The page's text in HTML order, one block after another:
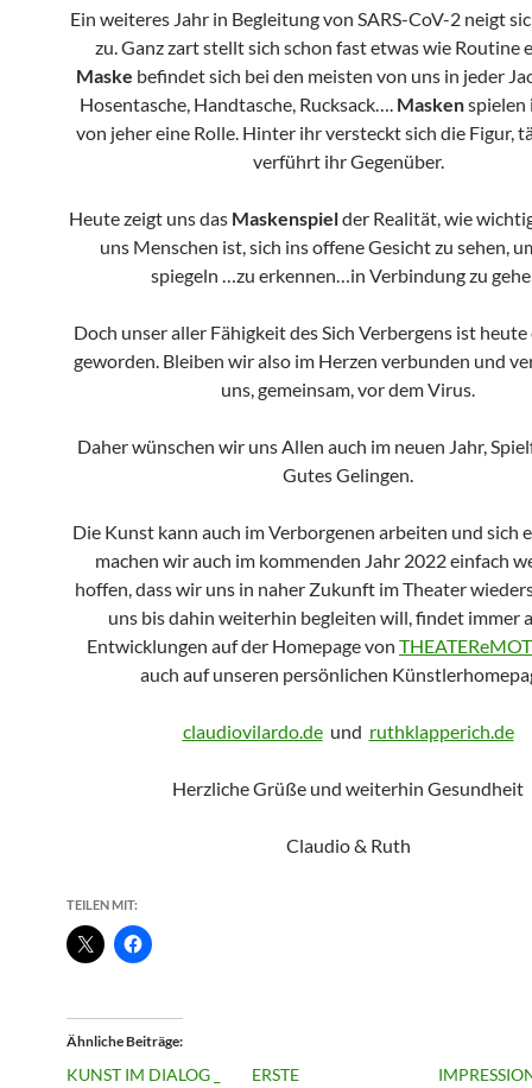
Ein weiteres Jahr in Begleitung von SARS-CoV-2 neigt
zu. Ganz zart stellt sich schon fast etwas wie Routine
Maske befindet sich bei den meisten von uns in jeder
Hosentasche, Handtasche, Rucksack…. Maskenspielen
von jeher eine Rolle. Hinter ihr versteckt sich die Figur,
verführt ihr Gegenüber.
Heute zeigt uns das Maskenspielder Realität, wie
uns Menschen ist, sich ins offene Gesicht zu sehen,
spiegeln …zu erkennen…in Verbindung zu
Doch unser aller Fähigkeit des Sich Verbergens ist
geworden. Bleiben wir also im Herzen verbunden und
uns, gemeinsam, vor dem Virus.
Daher wünschen wir uns Allen auch im neuen Jahr,
Gutes Gelingen.
Die Kunst kann auch im Verborgenen arbeiten und sich
machen wir auch im kommenden Jahr 2022 einfach
hoffen, dass wir uns in naher Zukunft im Theater
uns bis dahin weiterhin begleiten will, findet immer
Entwicklungen auf der Homepage von
auch auf unseren persönlichen
claudiovilardo.deund ruthklapperich.de
Herzliche Grüße und weiterhin Gesundheit
Claudio & Ruth
TEILEN MIT:
Ähnliche Beiträge
KUNST IM DIALOG _ ERSTE